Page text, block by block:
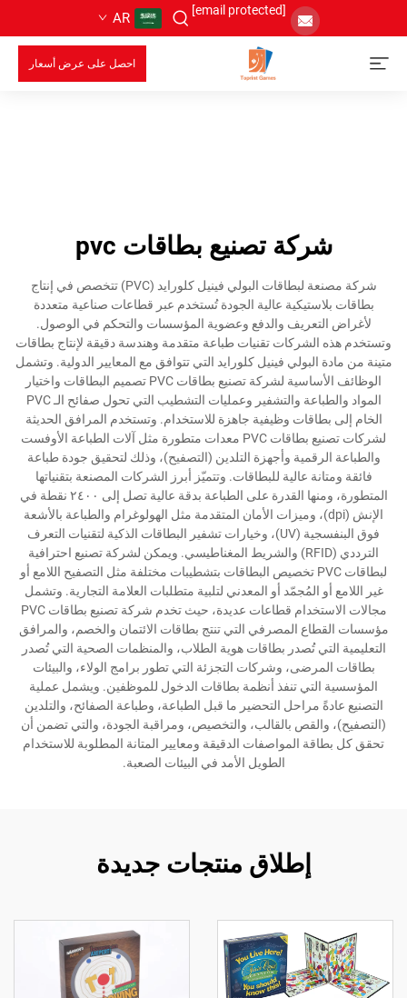
[email protected]
AR
احصل على عرض أسعار
شركة تصنيع بطاقات pvc
شركة مصنعة لبطاقات البولي فينيل كلورايد (PVC) تتخصص في إنتاج
بطاقات بلاستيكية عالية الجودة تُستخدم عبر قطاعات صناعية متعددة
لأغراض التعريف والدفع وعضوية المؤسسات والتحكم في الوصول.
وتستخدم هذه الشركات تقنيات طباعة متقدمة وهندسة دقيقة لإنتاج بطاقات
متينة من مادة البولي فينيل كلورايد التي تتوافق مع المعايير الدولية. وتشمل
الوظائف الأساسية لشركة تصنيع بطاقات PVC تصميم البطاقات واختيار
المواد والطباعة والتشفير وعمليات التشطيب التي تحول صفائح الـ PVC
الخام إلى بطاقات وظيفية جاهزة للاستخدام. وتستخدم المرافق الحديثة
لشركات تصنيع بطاقات PVC معدات متطورة مثل آلات الطباعة الأوفست
والطباعة الرقمية وأجهزة التلدين (التصفيح)، وذلك لتحقيق جودة طباعة
فائقة ومتانة عالية للبطاقات. وتتميّز أبرز الشركات المصنعة بتقنياتها
المتطورة، ومنها القدرة على الطباعة بدقة عالية تصل إلى ٢٤٠٠ نقطة في
الإنش (dpi)، وميزات الأمان المتقدمة مثل الهولوغرام والطباعة بالأشعة
فوق البنفسجية (UV)، وخيارات تشفير البطاقات الذكية لتقنيات التعرف
الترددي (RFID) والشريط المغناطيسي. ويمكن لشركة تصنيع احترافية
لبطاقات PVC تخصيص البطاقات بتشطيبات مختلفة مثل التصفيح اللامع أو
غير اللامع أو المُجمّد أو المعدني لتلبية متطلبات العلامة التجارية. وتشمل
مجالات الاستخدام قطاعات عديدة، حيث تخدم شركة تصنيع بطاقات PVC
مؤسسات القطاع المصرفي التي تنتج بطاقات الائتمان والخصم، والمرافق
التعليمية التي تُصدر بطاقات هوية الطلاب، والمنظمات الصحية التي تُصدر
بطاقات المرضى، وشركات التجزئة التي تطور برامج الولاء، والبيئات
المؤسسية التي تنفذ أنظمة بطاقات الدخول للموظفين. ويشمل عملية
التصنيع عادةً مراحل التحضير ما قبل الطباعة، وطباعة الصفائح، والتلدين
(التصفيح)، والقص بالقالب، والتخصيص، ومراقبة الجودة، والتي تضمن أن
تحقق كل بطاقة المواصفات الدقيقة ومعايير المتانة المطلوبة للاستخدام
الطويل الأمد في البيئات الصعبة.
إطلاق منتجات جديدة